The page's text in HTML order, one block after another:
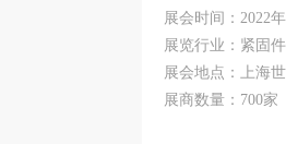
展会时间：2022
展览行业：紧固件
展会地点：上海
展商数量：700家